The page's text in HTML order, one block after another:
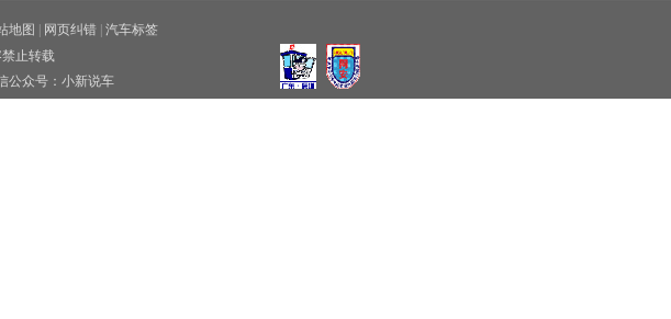
地图 网页纠错
汽车标签
止转载
众号：小新说车